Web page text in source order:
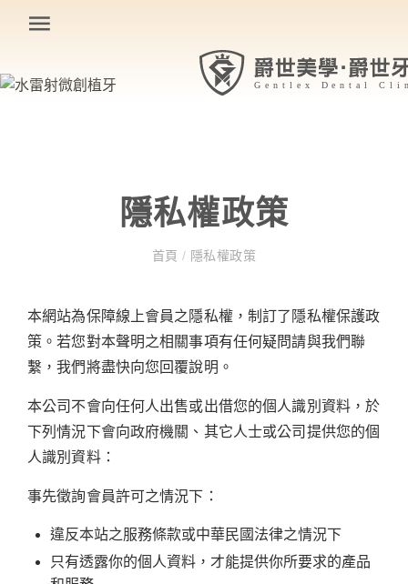
隱私權政策
首頁/ 隱私權政策
本網站為保障線上會員之隱私權，制訂了隱私權保護政
策。若您對本聲明之相關事項有任何疑問請與我們聯
繫，我們將盡快向您回覆說明。
本公司不會向任何人出售或出借您的個人識別資料，於
下列情況下會向政府機關、其它人士或公司提供您的個
人識別資料：
事先徵詢會員許可之情況下：
違反本站之服務條款或中華民國法律之情況下
只有透露你的個人資料，才能提供你所要求的產品